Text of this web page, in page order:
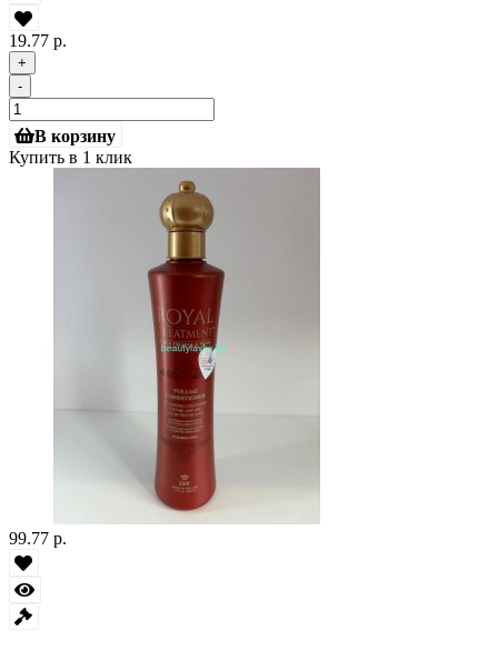
19.77 р.
+
-
В корзину
Купить в 1 клик
99.77 р.